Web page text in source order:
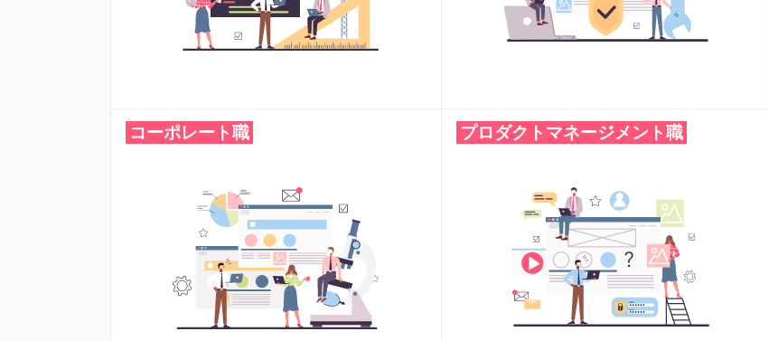
コーポレート職 プロダクトマネージメント職